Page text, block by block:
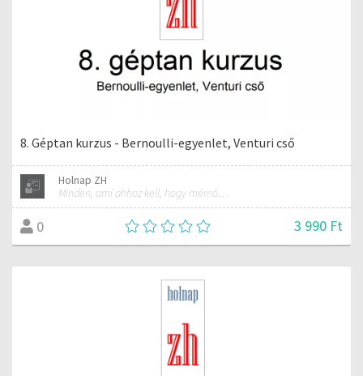
8. Géptan kurzus - Bernoulli-egyenlet, Venturi cső
Holnap ZH
Minden, ami ahhoz kell, hogy mérnökké válj!
0 3 990 Ft